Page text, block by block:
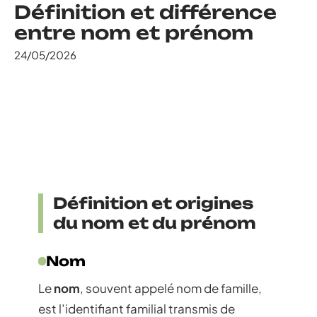
Définition et différence
entre nom et prénom
24/05/2026
Définition et origines
du nom et du prénom
Nom
Lenom, souvent appelé nom de famille,
est l’identifiant familial transmis de